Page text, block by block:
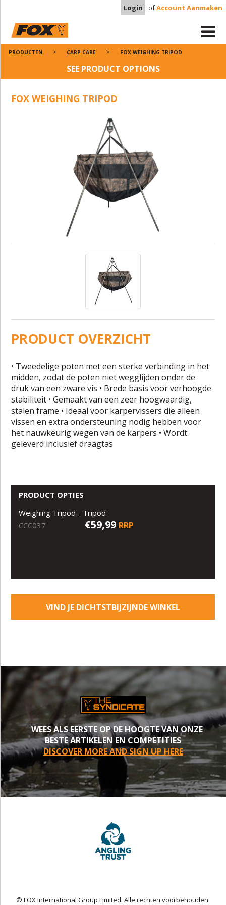
Login ofAccount Aanmaken
PRODUCTEN CARP CARE FOX WEIGHING TRIPOD
SEE PRODUCT OPTIONS
FOX WEIGHING TRIPOD
PRODUCT OVERZICHT
• Tweedelige poten met een sterke verbinding in het
midden, zodat de poten niet wegglijden onder de
druk van een zware vis • Brede basis voor verhoogde
stabiliteit • Gemaakt van een zeer hoogwaardig,
stalen frame • Ideaal voor karpervissers die alleen
vissen en extra ondersteuning nodig hebben voor
het nauwkeurig wegen van de karpers • Wordt
geleverd inclusief draagtas
PRODUCT OPTIES
Weighing Tripod - Tripod
CCC037
€59,99 RRP
VIND JE DICHTSTBIJZIJNDE WINKEL
WEES ALS EERSTE OP DE HOOGTE VAN ONZE
BESTE ARTIKELEN EN COMPETITIES
DISCOVER MORE AND SIGN UP HERE
© FOX International Group Limited. Alle rechten voorbehouden.